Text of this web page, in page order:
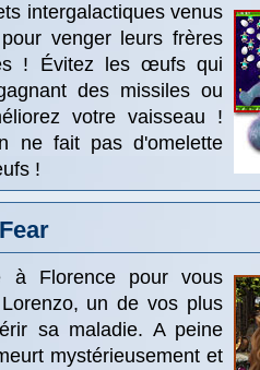
intergalactiques venus
venger leurs frères
! Évitez les œufs qui
des missiles ou
votre vaisseau !
ne fait pas d'omelette
!
à Florence pour vous
un de vos plus
sa maladie. A peine
mystérieusement et